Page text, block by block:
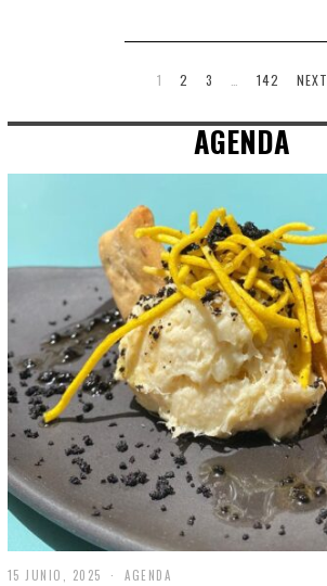
1 2 3 142 NEXT
AGENDA
15 JUNIO, 2025 AGENDA